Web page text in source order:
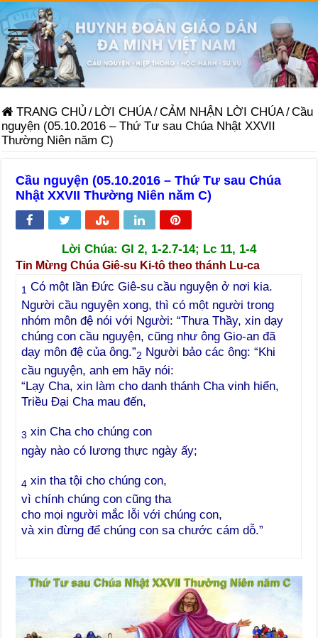
TRANG CHỦ / LỜI CHÚA/CẢM NHẬN LỜI CHÚA/Cầu
nguyện (05.10.2016 – Thứ Tư sau Chúa Nhật XXVII
Thường Niên năm C)
Cầu nguyện (05.10.2016 – Thứ Tư sau Chúa
Nhật XXVII Thường Niên năm C)
Lời Chúa: Gl 2, 1-2.7-14; Lc 11, 1-4
Tin Mừng Chúa Giê-su Ki-tô theo thánh Lu-ca
1 Có một lần Đức Giê-su cầu nguyện ở nơi kia.
Người cầu nguyện xong, thì có một người trong
nhóm môn đệ nói với Người: “Thưa Thầy, xin dạy
chúng con cầu nguyện, cũng như ông Gio-an đã
dạy môn đệ của ông.”2 Người bảo các ông: “Khi
cầu nguyện, anh em hãy nói:
“Lạy Cha, xin làm cho danh thánh Cha vinh hiển,
Triều Đại Cha mau đến,
3 xin Cha cho chúng con
ngày nào có lương thực ngày ấy;
4 xin tha tội cho chúng con,
vì chính chúng con cũng tha
cho mọi người mắc lỗi với chúng con,
và xin đừng để chúng con sa chước cám dỗ.”